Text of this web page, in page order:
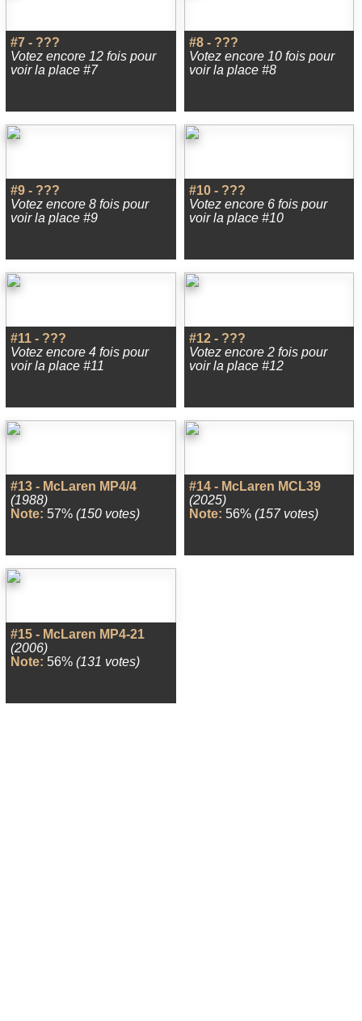
#7 - ???
Votez encore 12 fois pour
voir la place #7
#8 - ???
Votez encore 10 fois pour
voir la place #8
#9 - ???
Votez encore 8 fois pour
voir la place #9
#10 - ???
Votez encore 6 fois pour
voir la place #10
#11 - ???
Votez encore 4 fois pour
voir la place #11
#12 - ???
Votez encore 2 fois pour
voir la place #12
#13 - McLaren MP4/4
(1988)
Note: 57% (150 votes)
#14 - McLaren MCL39
(2025)
Note: 56% (157 votes)
#15 - McLaren MP4-21
(2006)
Note: 56% (131 votes)